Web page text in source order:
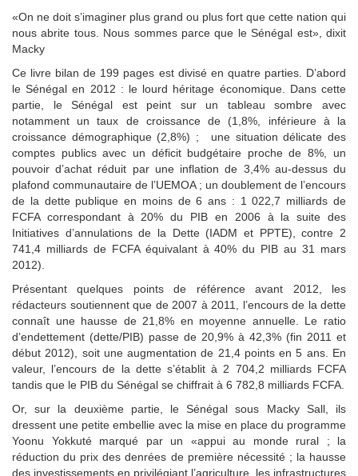
«On ne doit s’imaginer plus grand ou plus fort que cette nation qui
nous abrite tous. Nous sommes parce que le Sénégal est», dixit
Macky
Ce livre bilan de 199 pages est divisé en quatre parties. D’abord
le Sénégal en 2012 : le lourd héritage économique. Dans cette
partie, le Sénégal est peint sur un tableau sombre avec
notamment un taux de croissance de (1,8%, inférieure à la
croissance démographique (2,8%) ; une situation délicate des
comptes publics avec un déficit budgétaire proche de 8%, un
pouvoir d’achat réduit par une inflation de 3,4% au-dessus du
plafond communautaire de l’UEMOA ; un doublement de l’encours
de la dette publique en moins de 6 ans : 1 022,7 milliards de
FCFA correspondant à 20% du PIB en 2006 à la suite des
Initiatives d’annulations de la Dette (IADM et PPTE), contre 2
741,4 milliards de FCFA équivalant à 40% du PIB au 31 mars
2012).
Présentant quelques points de référence avant 2012, les
rédacteurs soutiennent que de 2007 à 2011, l’encours de la dette
connaît une hausse de 21,8% en moyenne annuelle. Le ratio
d’endettement (dette/PIB) passe de 20,9% à 42,3% (fin 2011 et
début 2012), soit une augmentation de 21,4 points en 5 ans. En
valeur, l’encours de la dette s’établit à 2 704,2 milliards FCFA
tandis que le PIB du Sénégal se chiffrait à 6 782,8 milliards FCFA.
Or, sur la deuxième partie, le Sénégal sous Macky Sall, ils
dressent une petite embellie avec la mise en place du programme
Yoonu Yokkuté marqué par un «appui au monde rural ; la
réduction du prix des denrées de première nécessité ; la hausse
des investissements en privilégiant l’agriculture, les infrastructures